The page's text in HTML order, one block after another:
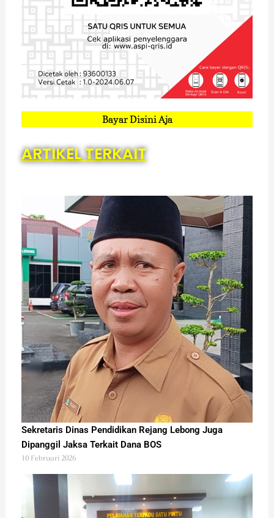
Bayar Disini Aja
ARTIKEL TERKAIT
Sekretaris Dinas Pendidikan Rejang Lebong Juga
Dipanggil Jaksa Terkait Dana BOS
10 Februari 2026